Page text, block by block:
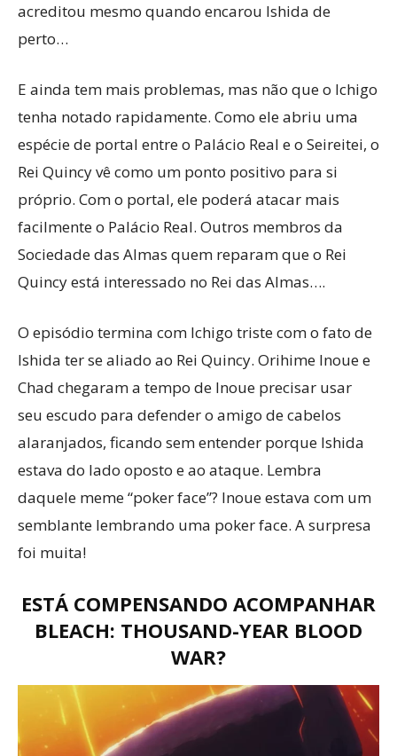
acreditou mesmo quando encarou Ishida de
perto…
E ainda tem mais problemas, mas não que o Ichigo
tenha notado rapidamente. Como ele abriu uma
espécie de portal entre o Palácio Real e o Seireitei, o
Rei Quincy vê como um ponto positivo para si
próprio. Com o portal, ele poderá atacar mais
facilmente o Palácio Real. Outros membros da
Sociedade das Almas quem reparam que o Rei
Quincy está interessado no Rei das Almas….
O episódio termina com Ichigo triste com o fato de
Ishida ter se aliado ao Rei Quincy. Orihime Inoue e
Chad chegaram a tempo de Inoue precisar usar
seu escudo para defender o amigo de cabelos
alaranjados, ficando sem entender porque Ishida
estava do lado oposto e ao ataque. Lembra
daquele meme “poker face”? Inoue estava com um
semblante lembrando uma poker face. A surpresa
foi muita!
ESTÁ COMPENSANDO ACOMPANHAR
BLEACH: THOUSAND-YEAR BLOOD
WAR?